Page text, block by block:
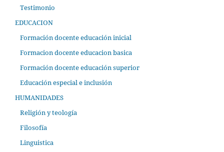
Testimonio
EDUCACION
Formación docente educación inicial
Formacion docente educacion basica
Formación docente educación superior
Educación especial e inclusión
HUMANIDADES
Religión y teología
Filosofía
Linguistica